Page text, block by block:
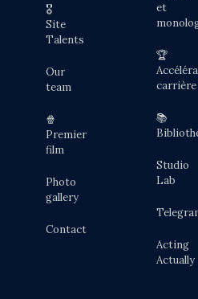
🎖️
Site
Talents
Our
team
🍿
Premier
film
Photo
gallery
Contact
et
🏆
carrière
📚
Studio
Lab
Acting
Actually